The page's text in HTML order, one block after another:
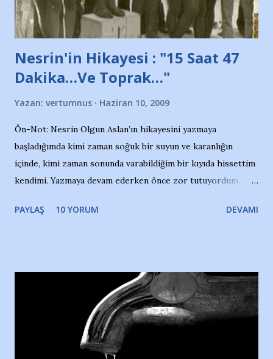
yazının hemen ardından bu habe...
Nesrin'in Hikayesi : "15 Saat 47
Dakika…Ve Toprak…"
Yazan: vertumnus Haziran 10, 2009
Ön-Not: Nesrin Olgun Aslan’ın hikayesini yazmaya
başladığımda kimi zaman soğuk bir suyun ve karanlığın
içinde, kimi zaman sonunda varabildiğim bir kıyıda hissettim
kendimi. Yazmaya devam ederken önce zor tutuyordum
Yazımı, ağlayarak bitirebildim ancak…Kendisinin web
Nesrin’in Hikayesi’ne başlıyorum… 1964 Adana Yüzme
havuzunun kenarında 7 yaşında kara kuru bir kız çocuğu
duruyor. Havuzun içinde Adana Demirspor Kulübü
yüzücüleri. Erkekler çoğunlukta. Küçük kız etrafına bakıyor.
Sadece 4 kız çocuğu var. Nesrin, Adana Demirspor’un 4
PAYLAŞ 10 YORUM DEVAMI